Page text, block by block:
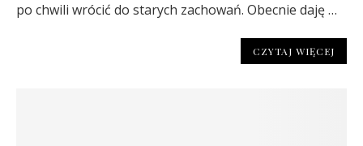
po chwili wrócić do starych zachowań. Obecnie daję …
CZYTAJ WIĘCEJ